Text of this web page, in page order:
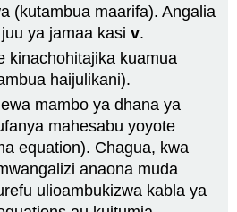
(kutambua maarifa). Angalia
ya jamaa kasiv.
kinachohitajika kuamua
haijulikani).
mambo ya dhana ya
mahesabu yoyote
equation). Chagua, kwa
anaona muda
ulioambukizwa kabla ya